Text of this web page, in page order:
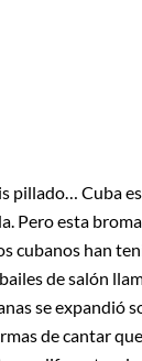
pillado… Cuba
Pero esta
han
de salón
se expandió
de cantar